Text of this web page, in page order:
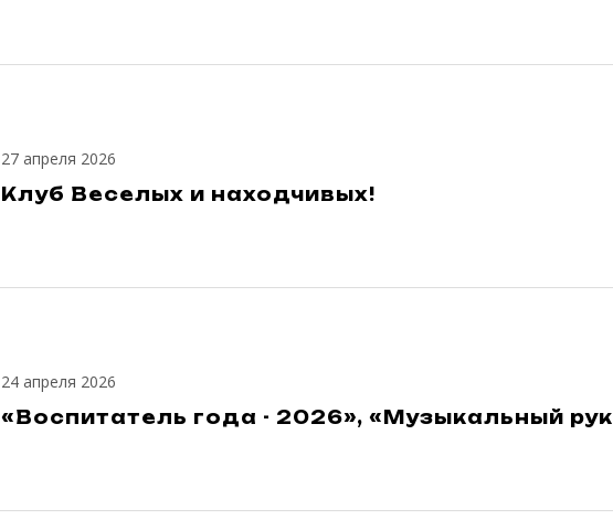
27 апреля 2026
Клуб Веселых и находчивых!
24 апреля 2026
«Воспитатель года - 2026», «Музыкальный